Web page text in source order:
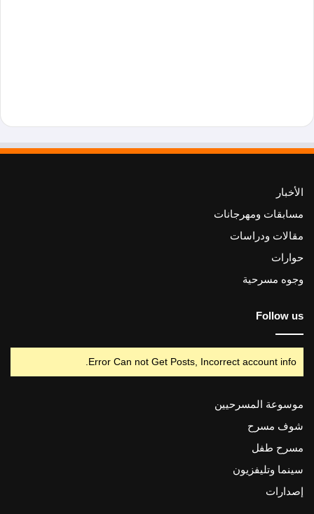
الأخبار
مسابقات ومهرجانات
مقالات ودراسات
حوارات
وجوه مسرحية
Follow us
Error Can not Get Posts, Incorrect account info.
موسوعة المسرحيين
شوف مسرح
مسرح طفل
سينما وتليفزيون
إصدارات